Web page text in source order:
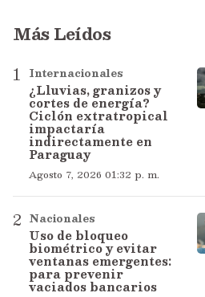
Más Leídos
Internacionales
¿Lluvias, granizos y
cortes de energía?
Ciclón extratropical
impactaría
indirectamente en
Paraguay
Agosto 7, 2026 01:32 p. m.
Nacionales
Uso de bloqueo
biométrico y evitar
ventanas emergentes:
para prevenir
vaciados bancarios